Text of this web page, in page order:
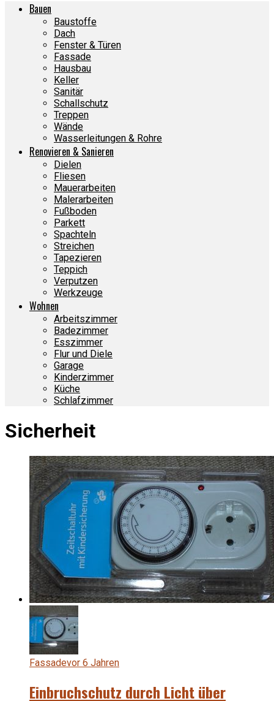
Bauen
Baustoffe
Dach
Fenster & Türen
Fassade
Hausbau
Keller
Sanitär
Schallschutz
Treppen
Wände
Wasserleitungen & Rohre
Renovieren & Sanieren
Dielen
Fliesen
Mauerarbeiten
Malerarbeiten
Fußboden
Parkett
Spachteln
Streichen
Tapezieren
Teppich
Verputzen
Werkzeuge
Wohnen
Arbeitszimmer
Badezimmer
Esszimmer
Flur und Diele
Garage
Kinderzimmer
Küche
Schlafzimmer
Sicherheit
Fassadevor 6 Jahren
Einbruchschutz durch Licht über